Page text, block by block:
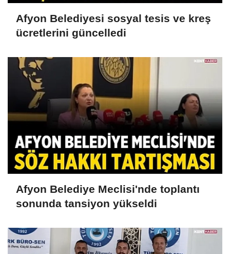
Afyon Belediyesi sosyal tesis ve kreş
ücretlerini güncelledi
Afyon Belediye Meclisi'nde toplantı
sonunda tansiyon yükseldi